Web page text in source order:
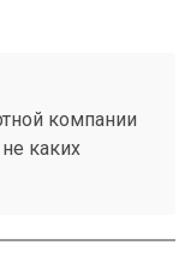
компании
каких